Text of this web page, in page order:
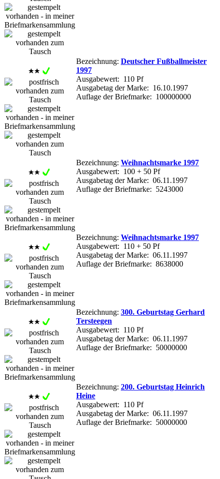
Bezeichnung: Deutscher Fußballmeister
1997
Ausgabewert: 110 Pf
Ausgabetag der Marke: 16.10.1997
Auflage der Briefmarke: 100000000
Bezeichnung: Weihnachtsmarke 1997
Ausgabewert: 100 + 50 Pf
Ausgabetag der Marke: 06.11.1997
Auflage der Briefmarke: 5243000
Bezeichnung: Weihnachtsmarke 1997
Ausgabewert: 110 + 50 Pf
Ausgabetag der Marke: 06.11.1997
Auflage der Briefmarke: 8638000
Bezeichnung: 300. Geburtstag Gerhard
Tersteegen
Ausgabewert: 110 Pf
Ausgabetag der Marke: 06.11.1997
Auflage der Briefmarke: 50000000
Bezeichnung: 200. Geburtstag Heinrich
Heine
Ausgabewert: 110 Pf
Ausgabetag der Marke: 06.11.1997
Auflage der Briefmarke: 50000000